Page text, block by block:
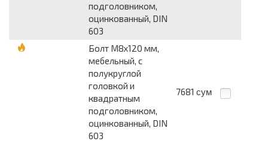
подголовником,
оцинкованный, DIN
603
Болт М8x120 мм,
мебельный, с
полукруглой
головкой и
квадратным
подголовником,
оцинкованный, DIN
603
7681 сум